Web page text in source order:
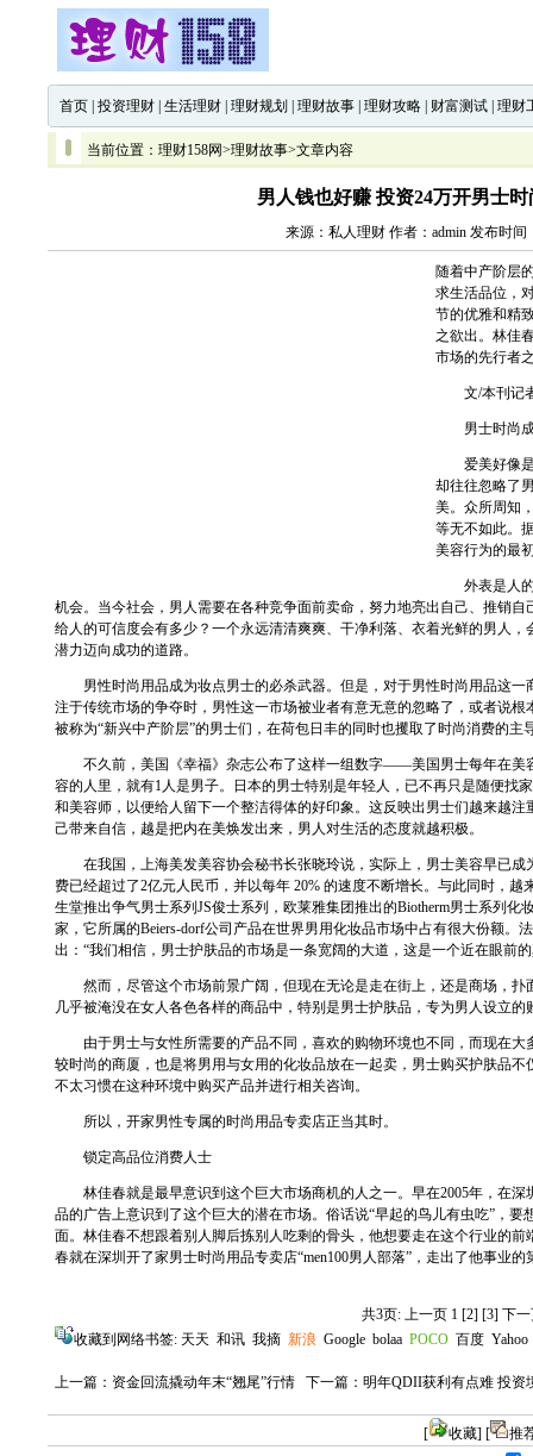
首页 投资理财 生活理财 理财规划 理财故事 理财攻略 财富测试 理财
当前位置： 理财158网>理财故事>文章内容
男人钱也好赚 投资24万开男士
来源：私人理财 作者：admin 发布时间
随着中产阶层
求生活品位，
节的优雅和精
之欲出。林佳
市场的先行者
文/本刊记
男士时尚成
爱美好像是
却往往忽略了
美。众所周知
等无不如此。
美容行为的最
外表是人的
机会。当今社会，男人需要在各种竞争面前卖命，努力地亮出自己、推销
给人的可信度会有多少？一个永远清清爽爽、干净利落、衣着光鲜的男人
潜力迈向成功的道路。
男性时尚用品成为妆点男士的必杀武器。但是，对于男性时尚用品这一
注于传统市场的争夺时，男性这一市场被业者有意无意的忽略了，或者说
被称为“新兴中产阶层”的男士们，在荷包日丰的同时也攫取了时尚消费的主
不久前，美国《幸福》杂志公布了这样一组数字——美国男士每年在美
容的人里，就有1人是男子。日本的男士特别是年轻人，已不再只是随便找
和美容师，以便给人留下一个整洁得体的好印象。这反映出男士们越来越
己带来自信，越是把内在美焕发出来，男人对生活的态度就越积极。
在我国，上海美发美容协会秘书长张晓玲说，实际上，男士美容早已成
费已经超过了2亿元人民币，并以每年 20% 的速度不断增长。与此同时，
生堂推出争气男士系列JS俊士系列，欧莱雅集团推出的Biotherm男士系列
家，它所属的Beiers-dorf公司产品在世界男用化妆品市场中占有很大份额。
出：“我们相信，男士护肤品的市场是一条宽阔的大道，这是一个近在眼前
然而，尽管这个市场前景广阔，但现在无论是走在街上，还是商场，扑
几乎被淹没在女人各色各样的商品中，特别是男士护肤品，专为男人设立的
由于男士与女性所需要的产品不同，喜欢的购物环境也不同，而现在大
较时尚的商厦，也是将男用与女用的化妆品放在一起卖，男士购买护肤品
不太习惯在这种环境中购买产品并进行相关咨询。
所以，开家男性专属的时尚用品专卖店正当其时。
锁定高品位消费人士
林佳春就是最早意识到这个巨大市场商机的人之一。早在2005年，在深
品的广告上意识到了这个巨大的潜在市场。俗话说“早起的鸟儿有虫吃”，
面。林佳春不想跟着别人脚后拣别人吃剩的骨头，他想要走在这个行业的
春就在深圳开了家男士时尚用品专卖店“men100男人部落”，走出了他事业的
共3页: 上一页 1 [2] [3] 下
收藏到网络书签: 天天 和讯 我摘 新浪 Google bolaa POCO 百度 Yahoo
上一篇： 资金回流撬动年末“翘尾”行情 下一篇： 明年QDII获利有点难 投资
[ 收藏] [
推